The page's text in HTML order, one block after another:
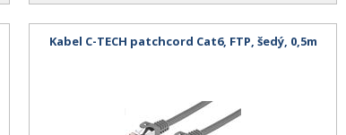
Kabel C-TECH patchcord Cat6, FTP, šedý, 0,5m